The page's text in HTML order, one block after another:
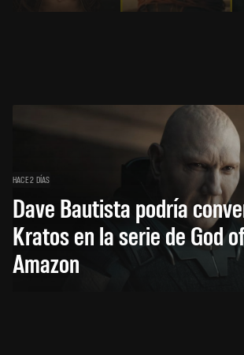
HACE 2 DÍAS
Dave Bautista podría
Kratos en la serie de God
Amazon